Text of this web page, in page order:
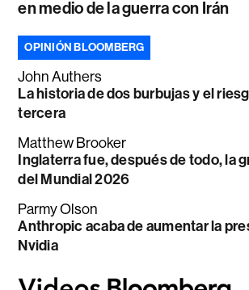
en medio de la guerra con Irán
OPINIÓN BLOOMBERG
John Authers
La historia de dos burbujas y el
tercera
Matthew Brooker
Inglaterra fue, después de todo, la
del Mundial 2026
Parmy Olson
Anthropic acaba de aumentar la
Nvidia